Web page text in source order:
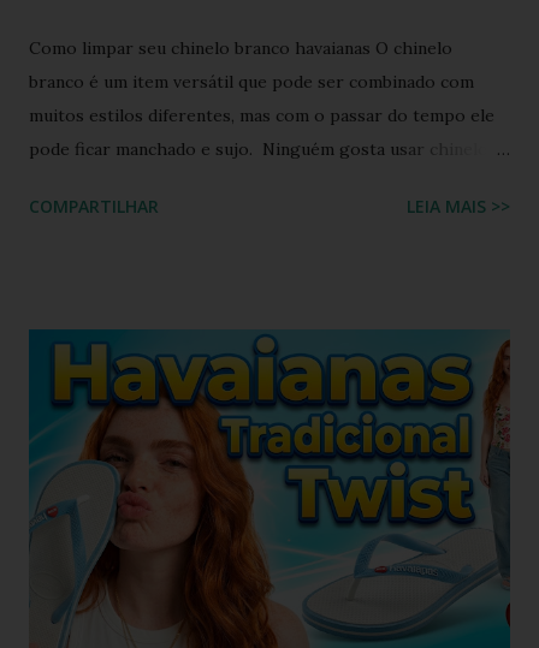
Como limpar seu chinelo branco havaianas O chinelo
branco é um item versátil que pode ser combinado com
muitos estilos diferentes, mas com o passar do tempo ele
pode ficar manchado e sujo. Ninguém gosta usar chinelo
branca ou alguma cor clara, principalmente os chinelos
que um look com chinelo, não é mesmo? Não se preocupe,
existem ótimas técnicas que você pode usar para limpar e
deixar seu chinelo branco brilhando novamente. Aprenda
como fazer isso agora mesmo! Um chinelo que combina
muito bem com peças jeans é o chinelo havaianas modelo
tradicional, o modelo bicolor da havaianas. Principalmente o
modelo na versão branco e azul claro. Como manter
havaianas branca O chinelo branco é uma peça elegante que
combina com quase tudo, mas precisa de um pouco de ...
COMPARTILHAR LEIA MAIS >>